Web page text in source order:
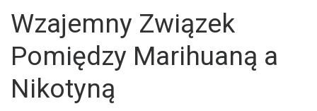
Wzajemny Związek
Pomiędzy Marihuaną a
Nikotyną